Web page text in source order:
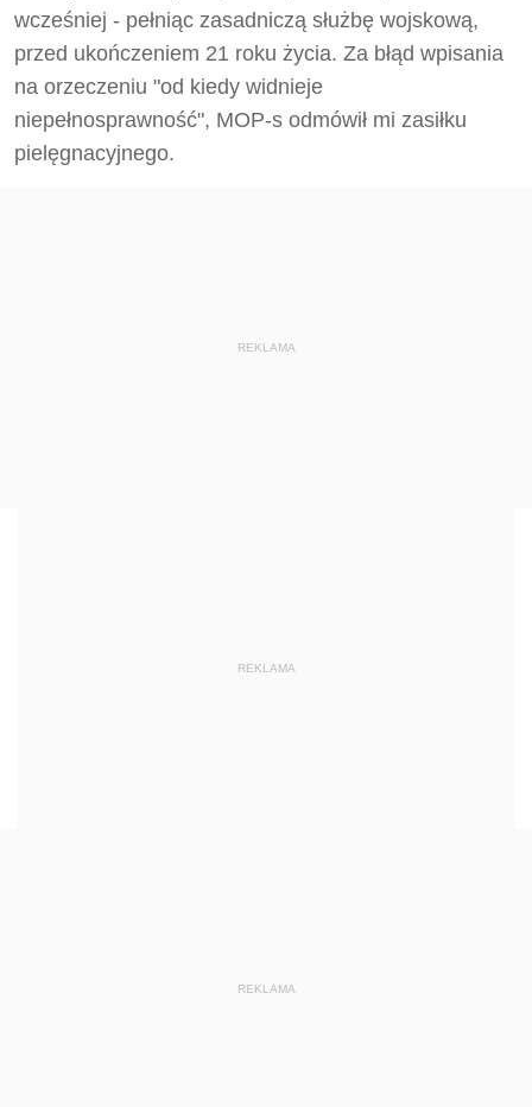
wcześniej - pełniąc zasadniczą służbę wojskową,
przed ukończeniem 21 roku życia. Za błąd wpisania
na orzeczeniu "od kiedy widnieje
niepełnosprawność", MOP-s odmówił mi zasiłku
pielęgnacyjnego.
REKLAMA
REKLAMA
REKLAMA